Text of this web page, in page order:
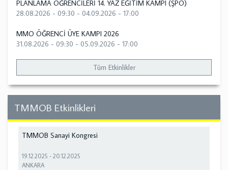
PLANLAMA ÖĞRENCİLERİ 14. YAZ EĞİTİM KAMPI (ŞPO)
28.08.2026 - 09:30 - 04.09.2026 - 17:00
MMO ÖĞRENCİ ÜYE KAMPI 2026
31.08.2026 - 09:30 - 05.09.2026 - 17:00
Tüm Etkinlikler
TMMOB Etkinlikleri
TMMOB Sanayi Kongresi
19.12.2025 -20.12.2025
ANKARA